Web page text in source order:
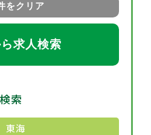
をクリア
求人検索
索
東海